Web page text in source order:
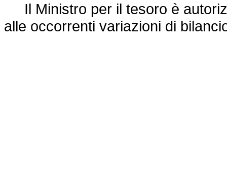
Il Ministro per il tesoro è
alle occorrenti variazioni di